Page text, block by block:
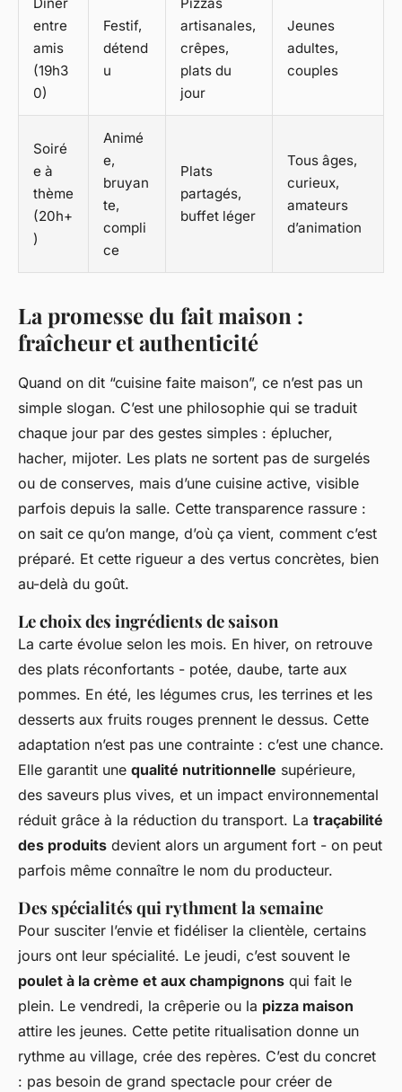
entre
amis
(19h3
0)
Festif,
détend
u
artisanales,
crêpes,
plats du
jour
Jeunes
adultes,
couples
Soiré
e à
thème
(20h+
)
Animé
e,
bruyan
te,
compli
ce
Plats
partagés,
buffet léger
Tous âges,
curieux,
amateurs
d’animation
La promesse du fait maison :
fraîcheur et authenticité
Quand on dit “cuisine faite maison”, ce n’est pas un
simple slogan. C’est une philosophie qui se traduit
chaque jour par des gestes simples : éplucher,
hacher, mijoter. Les plats ne sortent pas de surgelés
ou de conserves, mais d’une cuisine active, visible
parfois depuis la salle. Cette transparence rassure :
on sait ce qu’on mange, d’où ça vient, comment c’est
préparé. Et cette rigueur a des vertus concrètes, bien
au-delà du goût.
Le choix des ingrédients de saison
La carte évolue selon les mois. En hiver, on retrouve
des plats réconfortants - potée, daube, tarte aux
pommes. En été, les légumes crus, les terrines et les
desserts aux fruits rouges prennent le dessus. Cette
adaptation n’est pas une contrainte : c’est une chance.
Elle garantit une qualité nutritionnelle supérieure,
des saveurs plus vives, et un impact environnemental
réduit grâce à la réduction du transport. La traçabilité
des produits devient alors un argument fort - on peut
parfois même connaître le nom du producteur.
Des spécialités qui rythment la semaine
Pour susciter l’envie et fidéliser la clientèle, certains
jours ont leur spécialité. Le jeudi, c’est souvent le
poulet à la crème et aux champignons qui fait le
plein. Le vendredi, la crêperie ou la pizza maison
attire les jeunes. Cette petite ritualisation donne un
rythme au village, crée des repères. C’est du concret
: pas besoin de grand spectacle pour créer de